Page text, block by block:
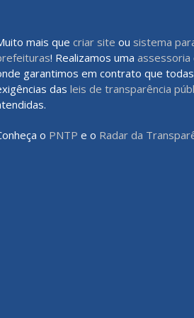
mais que criar site ou sistema
! Realizamos uma assessoria
garantimos em contrato que
das leis de transparência
o PNTP e o Radar da